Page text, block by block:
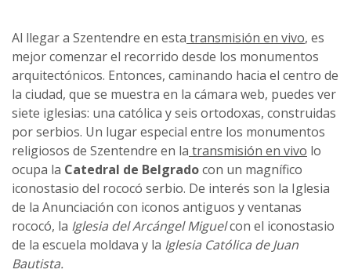
Al llegar a Szentendre en esta transmisión en vivo, es
mejor comenzar el recorrido desde los monumentos
arquitectónicos. Entonces, caminando hacia el centro de
la ciudad, que se muestra en la cámara web, puedes ver
siete iglesias: una católica y seis ortodoxas, construidas
por serbios. Un lugar especial entre los monumentos
religiosos de Szentendre en la transmisión en vivo lo
ocupa la Catedral de Belgradocon un magnífico
iconostasio del rococó serbio. De interés son la Iglesia
de la Anunciación con iconos antiguos y ventanas
rococó, la Iglesia del Arcángel Miguelcon el iconostasio
de la escuela moldava y la Iglesia Católica de Juan
Bautista.